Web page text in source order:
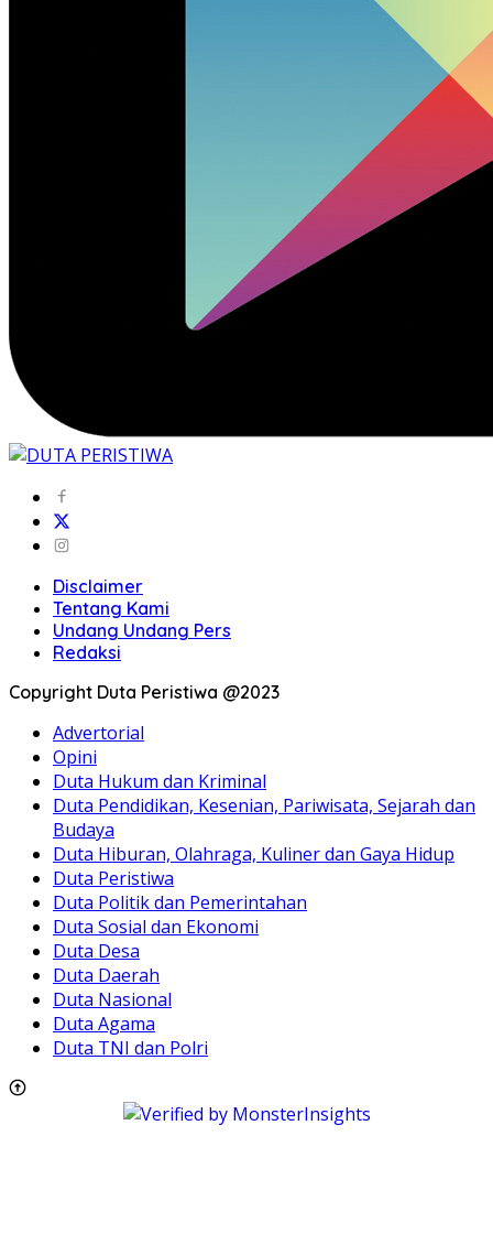
Disclaimer
Tentang Kami
Undang Undang Pers
Redaksi
Copyright Duta Peristiwa @2023
Advertorial
Opini
Duta Hukum dan Kriminal
Duta Pendidikan, Kesenian, Pariwisata, Sejarah dan
Budaya
Duta Hiburan, Olahraga, Kuliner dan Gaya Hidup
Duta Peristiwa
Duta Politik dan Pemerintahan
Duta Sosial dan Ekonomi
Duta Desa
Duta Daerah
Duta Nasional
Duta Agama
Duta TNI dan Polri